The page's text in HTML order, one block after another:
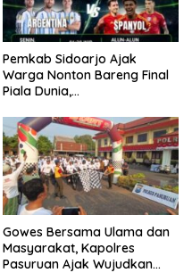
Pemkab Sidoarjo Ajak
Warga Nonton Bareng Final
Piala Dunia,
Gowes Bersama Ulama dan
Masyarakat, Kapolres
Pasuruan Ajak Wujudkan